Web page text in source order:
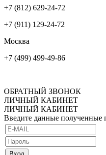
+7 (812) 629-24-72
+7 (911) 129-24-72
Москва
+7 (499) 499-49-86
ОБРАТНЫЙ ЗВОНОК
ЛИЧНЫЙ КАБИНЕТ
ЛИЧНЫЙ КАБИНЕТ
Введите данные полученные